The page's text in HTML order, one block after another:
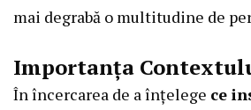
mai degrabă o multitudine de
Importanța
În încercarea de a înțelege ce